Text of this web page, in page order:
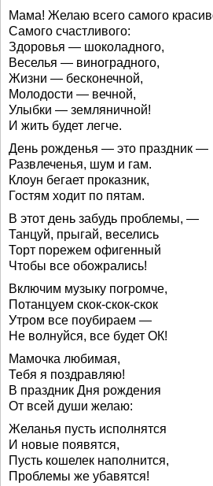
Мама! Желаю всего самого
Самого счастливого:
Здоровья — шоколадного,
Веселья — виноградного,
Жизни — бесконечной,
Молодости — вечной,
Улыбки — земляничной!
И жить будет легче.
День рожденья — это праздник —
Развлеченья, шум и гам.
Клоун бегает проказник,
Гостям ходит по пятам.
В этот день забудь проблемы, —
Танцуй, прыгай, веселись
Торт порежем офигенный
Чтобы все обожрались!
Включим музыку погромче,
Потанцуем скок-скок-скок
Утром все поубираем —
Не волнуйся, все будет ОК!
Мамочка любимая,
Тебя я поздравляю!
В праздник Дня рождения
От всей души желаю:
Желанья пусть исполнятся
И новые появятся,
Пусть кошелек наполнится,
Проблемы же убавятся!